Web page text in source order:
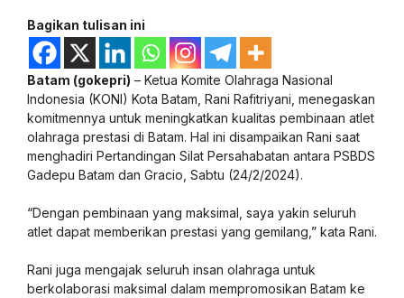
Bagikan tulisan ini
Batam (gokepri) – Ketua Komite Olahraga Nasional
Indonesia (KONI) Kota Batam, Rani Rafitriyani, menegaskan
komitmennya untuk meningkatkan kualitas pembinaan atlet
olahraga prestasi di Batam. Hal ini disampaikan Rani saat
menghadiri Pertandingan Silat Persahabatan antara PSBDS
Gadepu Batam dan Gracio, Sabtu (24/2/2024).
“Dengan pembinaan yang maksimal, saya yakin seluruh
atlet dapat memberikan prestasi yang gemilang,” kata Rani.
Rani juga mengajak seluruh insan olahraga untuk
berkolaborasi maksimal dalam mempromosikan Batam ke